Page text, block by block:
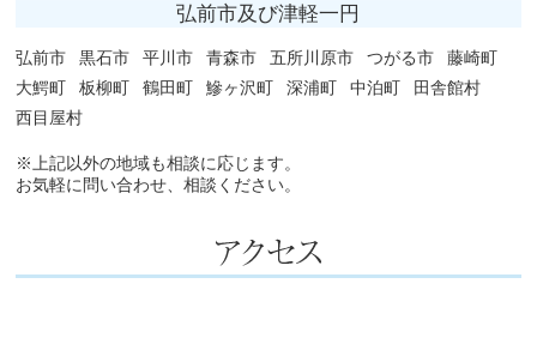
弘前市及び津軽一円
弘前市 黒石市 平川市 青森市 五所川原市 つがる市
藤崎町
大鰐町
板柳町 鶴田町 鰺ヶ沢町 深浦町 中泊町
田舎館村
西目屋村
※上記以外の地域も相談に応じます。
お気軽に問い合わせ、相談ください。